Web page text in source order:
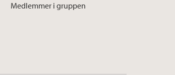
Medlemmer i gruppen